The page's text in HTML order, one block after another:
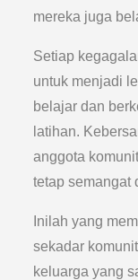
mereka juga
Setiap
untuk menjadi
belajar dan
latihan.
anggota
tetap semangat
Inilah yang
sekadar
keluarga yang